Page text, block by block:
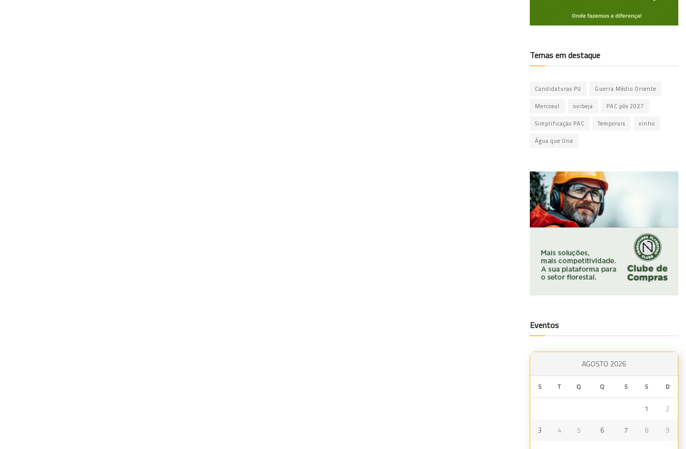
Temas em destaque
Candidaturas PU Guerra Médio Oriente
Mercosul ovibeja PAC pós 2027
Simplificação PAC Temporais vinho
Água que Une
Eventos
AGOSTO 2026
S T Q Q S S D
1 2
3 4 5 6 7 8 9